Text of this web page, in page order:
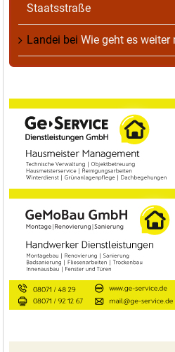
Staatsstraße
Landei bei Wie geht es